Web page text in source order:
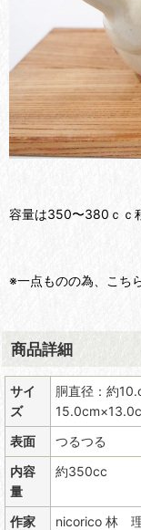
容量は350〜380ｃｃ
※一点ものの為、こち
商品詳細
サイ
ズ
胴直径：約
表面
つるつる
内容
量
約350cc
作家
nicorico 林